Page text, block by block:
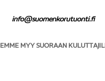
info@suomenkorutuonti.fi
EMME MYY SUORAAN